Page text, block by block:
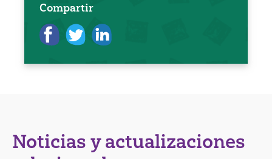
Compartir
Noticias y actualizaciones